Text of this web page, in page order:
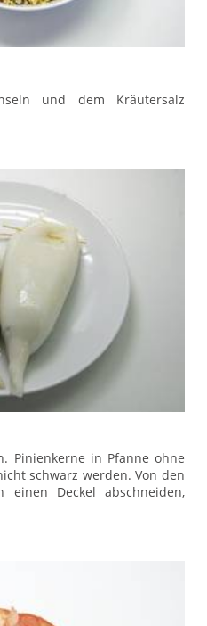
und dem Kräutersalz
Pinienkerne in Pfanne ohne
schwarz werden. Von den
einen Deckel abschneiden,